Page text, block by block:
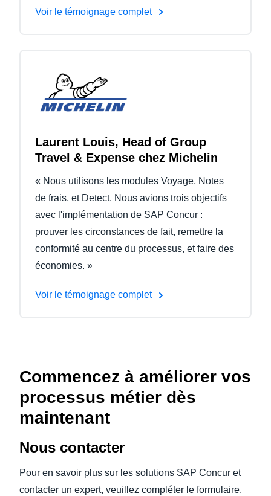
Voir le témoignage complet
Laurent Louis, Head of Group
Travel & Expense chez Michelin
« Nous utilisons les modules Voyage, Notes
de frais, et Detect. Nous avions trois objectifs
avec l'implémentation de SAP Concur :
prouver les circonstances de fait, remettre la
conformité au centre du processus, et faire des
économies. »
Voir le témoignage complet
Commencez à améliorer vos
processus métier dès
maintenant
Nous contacter
Pour en savoir plus sur les solutions SAP Concur et
contacter un expert, veuillez compléter le formulaire.